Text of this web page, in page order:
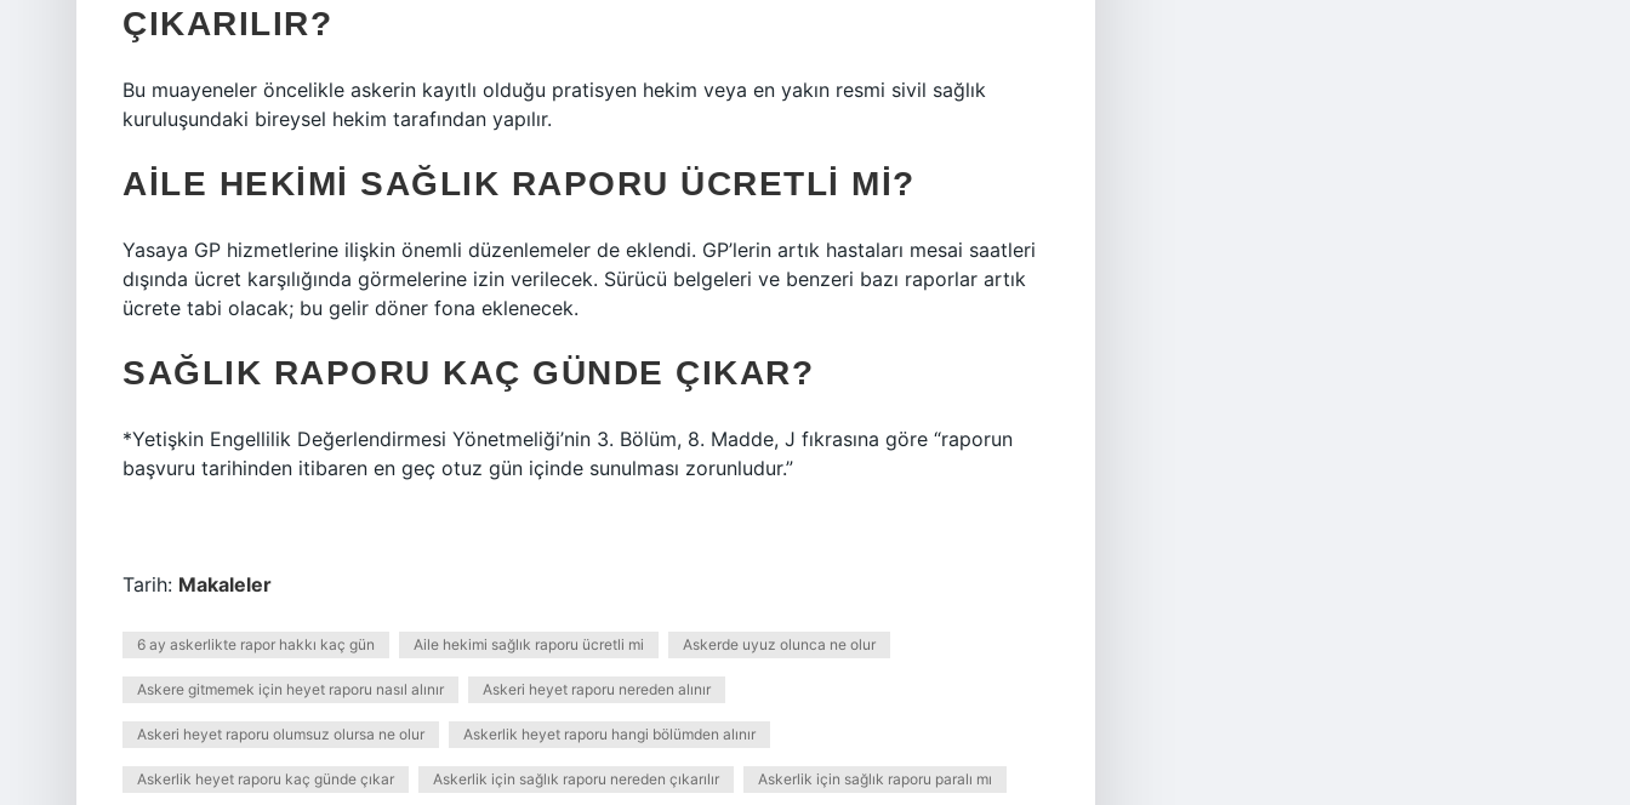
ÇIKARILIR?
Bu muayeneler öncelikle askerin kayıtlı olduğu pratisyen hekim veya en yakın resmi sivil sağlık
kuruluşundaki bireysel hekim tarafından yapılır.
AILE HEKIMI SAĞLIK RAPORU ÜCRETLI MI?
Yasaya GP hizmetlerine ilişkin önemli düzenlemeler de eklendi. GP’lerin artık hastaları mesai saatleri
dışında ücret karşılığında görmelerine izin verilecek. Sürücü belgeleri ve benzeri bazı raporlar artık
ücrete tabi olacak; bu gelir döner fona eklenecek.
SAĞLIK RAPORU KAÇ GÜNDE ÇIKAR?
*Yetişkin Engellilik Değerlendirmesi Yönetmeliği’nin 3. Bölüm, 8. Madde, J fıkrasına göre “raporun
başvuru tarihinden itibaren en geç otuz gün içinde sunulması zorunludur.”
Tarih: Makaleler
6 ay askerlikte rapor hakkı kaç gün Aile hekimi sağlık raporu ücretli mi Askerde uyuz olunca ne olur
Askere gitmemek için heyet raporu nasıl alınır Askeri heyet raporu nereden alınır
Askeri heyet raporu olumsuz olursa ne olur Askerlik heyet raporu hangi bölümden alınır
Askerlik heyet raporu kaç günde çıkar Askerlik için sağlık raporu nereden çıkarılır Askerlik için sağlık raporu paralı mı